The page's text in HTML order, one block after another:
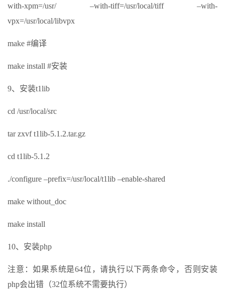
with-xpm=/usr/ –with-tiff=/usr/local/tiff –with-
vpx=/usr/local/libvpx
make #编译
make install #安装
9、安装t1lib
cd /usr/local/src
tar zxvf t1lib-5.1.2.tar.gz
cd t1lib-5.1.2
./configure –prefix=/usr/local/t1lib –enable-shared
make without_doc
make install
10、安装php
注意：如果系统是64位，请执行以下两条命令，否则安装
php会出错（32位系统不需要执行）